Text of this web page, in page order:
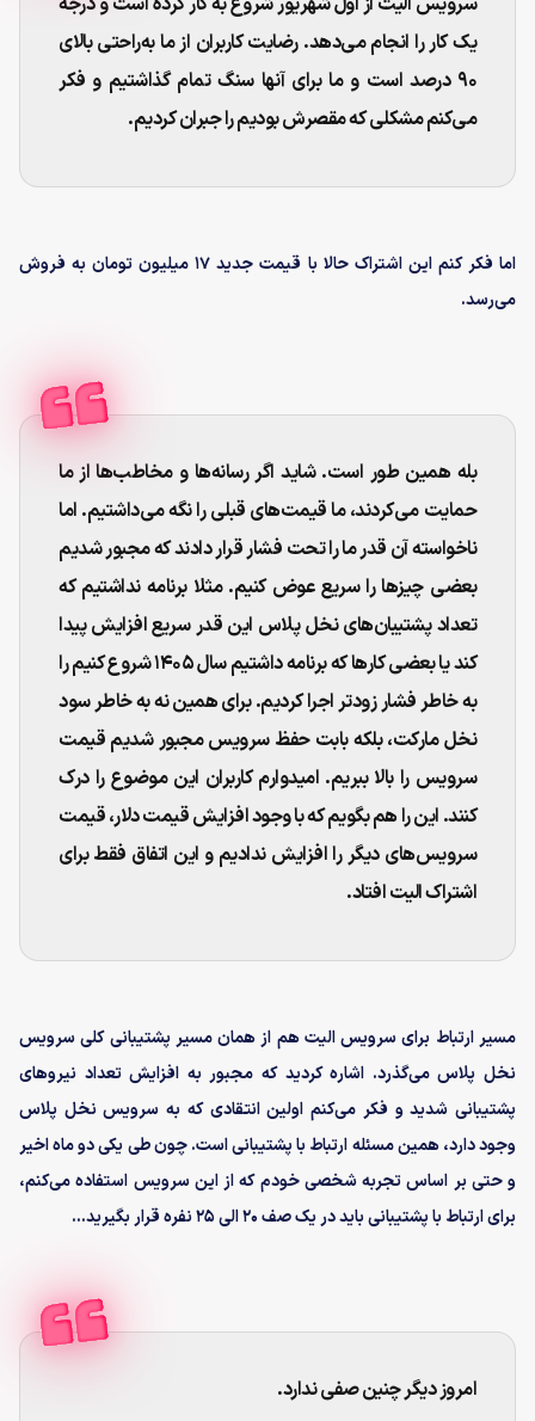
یک کار را انجام می‌دهد. رضایت کاربران از ما به‌راحتی بالای
۹۰ درصد است و ما برای آنها سنگ تمام گذاشتیم و فکر
می‌کنم مشکلی که مقصرش بودیم را جبران کردیم.
اما فکر کنم این اشتراک حالا با قیمت جدید ۱۷ میلیون تومان به فروش
می‌رسد.
بله همین طور است. شاید اگر رسانه‌ها و مخاطب‌ها از ما
حمایت می‌کردند، ما قیمت‌های قبلی را نگه می‌داشتیم. اما
ناخواسته آن قدر ما را تحت فشار قرار دادند که مجبور شدیم
بعضی چیزها را سریع عوض کنیم. مثلا برنامه نداشتیم که
تعداد پشتیبان‌های نخل پلاس این قدر سریع افزایش پیدا
کند یا بعضی کارها که برنامه داشتیم سال ۱۴۰۵ شروع کنیم را
به خاطر فشار زودتر اجرا کردیم. برای همین نه به خاطر سود
نخل مارکت، بلکه بابت حفظ سرویس مجبور شدیم قیمت
سرویس را بالا ببریم. امیدوارم کاربران این موضوع را درک
کنند. این را هم بگویم که با وجود افزایش قیمت دلار، قیمت
سرویس‌های دیگر را افزایش ندادیم و این اتفاق فقط برای
اشتراک الیت افتاد.
مسیر ارتباط برای سرویس الیت هم از همان مسیر پشتیبانی کلی سرویس
نخل پلاس می‌گذرد. اشاره کردید که مجبور به افزایش تعداد نیروهای
پشتیبانی شدید و فکر می‌کنم اولین انتقادی که به سرویس نخل پلاس
وجود دارد، همین مسئله ارتباط با پشتیبانی است. چون طی یکی دو ماه اخیر
و حتی بر اساس تجربه شخصی خودم که از این سرویس استفاده می‌کنم،
برای ارتباط با پشتیبانی باید در یک صف ۲۰ الی ۲۵ نفره قرار بگیرید...
امروز دیگر چنین صفی ندارد.